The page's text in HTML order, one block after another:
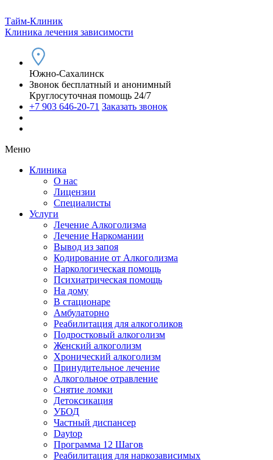
Тайм-Клиник
Клиника лечения зависимости
Южно-Сахалинск
Звонок бесплатный и анонимный
Круглосуточная помощь 24/7
+7 903 646-20-71 Заказать звонок
Меню
Клиника
О нас
Лицензии
Специалисты
Услуги
Лечение Алкоголизма
Лечение Наркомании
Вывод из запоя
Кодирование от Алкоголизма
Наркологическая помощь
Психиатрическая помощь
На дому
В стационаре
Амбулаторно
Реабилитация для алкоголиков
Подростковый алкоголизм
Женский алкоголизм
Хронический алкоголизм
Принудительное лечение
Алкогольное отравление
Снятие ломки
Детоксикация
УБОД
Частный диспансер
Daytop
Программа 12 Шагов
Реабилитация для наркозависимых